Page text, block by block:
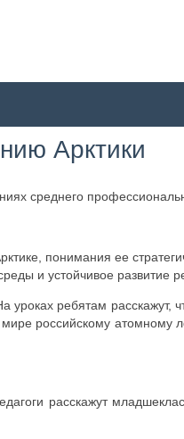
Арктики
среднего
понимания ее
и устойчивое развитие
ребятам расскажут,
российскому атомному
расскажут